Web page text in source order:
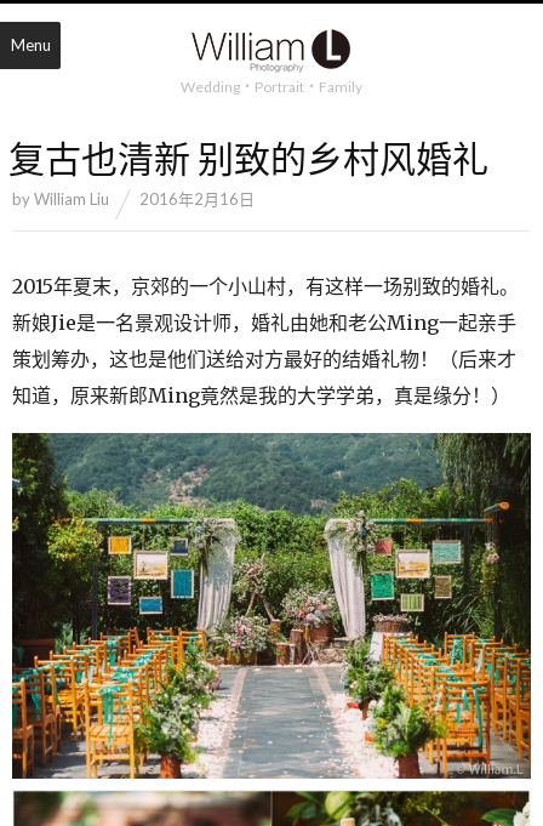
Wedding・Portrait・Family
复古也清新 别致的乡村风婚礼
byWilliam Liu 2016年2月16日
2015年夏末，京郊的一个小山村，有这样一场别致的婚礼。
新娘Jie是一名景观设计师，婚礼由她和老公Ming一起亲手
策划筹办，这也是他们送给对方最好的结婚礼物！（后来才
知道，原来新郎Ming竟然是我的大学学弟，真是缘分！）
Menu